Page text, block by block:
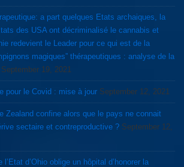
Etats archaiques, la
des USA ont décriminalisé le cannabis et
redevient le Leader pour ce qui est de la
magiques” thérapeutiques : analyse de la
September 19, 2021
pour le Covid : mise à jour September 12, 2021
Zealand confine alors que le pays ne connait
sectaire et contreproductive ? September 12,
d’Ohio oblige un hôpital d’honorer la